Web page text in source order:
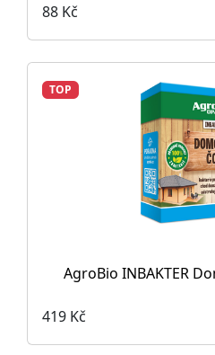
88 Kč
TOP
AgroBio INBAKTER
419 Kč